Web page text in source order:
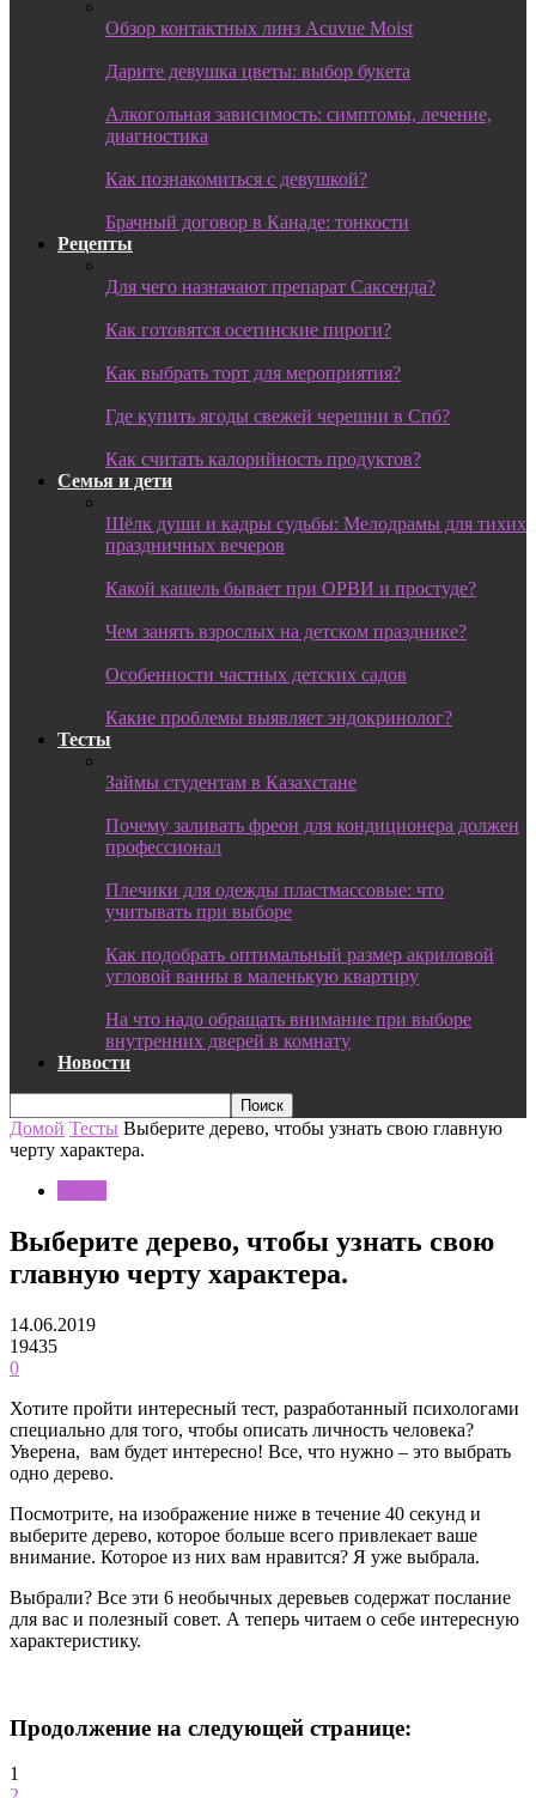
Обзор контактных линз Acuvue Moist
Дарите девушка цветы: выбор букета
Алкогольная зависимость: симптомы, лечение,
диагностика
Как познакомиться с девушкой?
Брачный договор в Канаде: тонкости
Рецепты
Для чего назначают препарат Саксенда?
Как готовятся осетинские пироги?
Как выбрать торт для мероприятия?
Где купить ягоды свежей черешни в Спб?
Как считать калорийность продуктов?
Семья и дети
Шёлк души и кадры судьбы: Мелодрамы для тихих
праздничных вечеров
Какой кашель бывает при ОРВИ и простуде?
Чем занять взрослых на детском празднике?
Особенности частных детских садов
Какие проблемы выявляет эндокринолог?
Тесты
Займы студентам в Казахстане
Почему заливать фреон для кондиционера должен
профессионал
Плечики для одежды пластмассовые: что
учитывать при выборе
Как подобрать оптимальный размер акриловой
угловой ванны в маленькую квартиру
На что надо обращать внимание при выборе
внутренних дверей в комнату
Новости
Домой Тесты Выберите дерево, чтобы узнать свою главную
черту характера.
Выберите дерево, чтобы узнать свою
главную черту характера.
14.06.2019
19435
0
Хотите пройти интересный тест, разработанный психологами
специально для того, чтобы описать личность человека?
Уверена, вам будет интересно! Все, что нужно – это выбрать
одно дерево.
Посмотрите, на изображение ниже в течение 40 секунд и
выберите дерево, которое больше всего привлекает ваше
внимание. Которое из них вам нравится? Я уже выбрала.
Выбрали? Все эти 6 необычных деревьев содержат послание
для вас и полезный совет. А теперь читаем о себе интересную
характеристику.
Продолжение на следующей странице:
1